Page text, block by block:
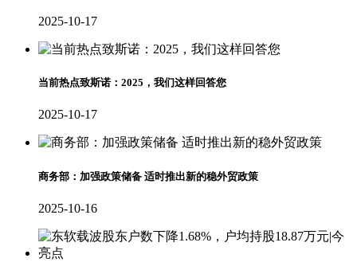
2025-10-17
当前热点致斯诺：2025，我们这样回答您
2025-10-17
商务部：加强政策储备 适时推出新的稳外贸政策
2025-10-16